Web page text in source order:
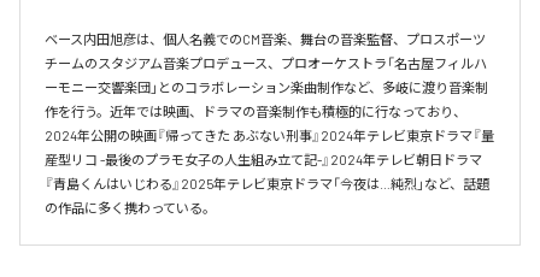
ベース内田旭彦は、個人名義でのCM音楽、舞台の音楽監督、プロスポーツ
チームのスタジアム音楽プロデュース、プロオーケストラ「名古屋フィルハ
ーモニー交響楽団」とのコラボレーション楽曲制作など、多岐に渡り音楽制
作を行う。近年では映画、ドラマの音楽制作も積極的に行なっており、
2024年公開の映画『帰ってきた あぶない刑事』2024年テレビ東京ドラマ『量
産型リコ -最後のプラモ女子の人生組み立て記-』2024年テレビ朝日ドラマ
『青島くんはいじわる』2025年テレビ東京ドラマ「今夜は…純烈」など、話題
の作品に多く携わっている。